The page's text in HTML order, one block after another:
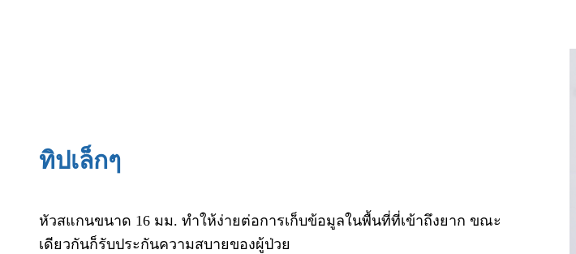
ทิปเล็กๆ
หัวสแกนขนาด 16 มม. ทำให้ง่ายต่อการเก็บข้อมูลในพื้นที่ที่เข้าถึงยาก ขณะ
เดียวกันก็รับประกันความสบายของผู้ป่วย